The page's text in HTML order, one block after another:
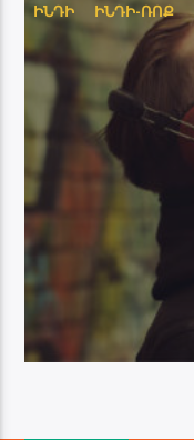
ԻՆԴԻ ԻՆԴԻ-ՌՈՔ